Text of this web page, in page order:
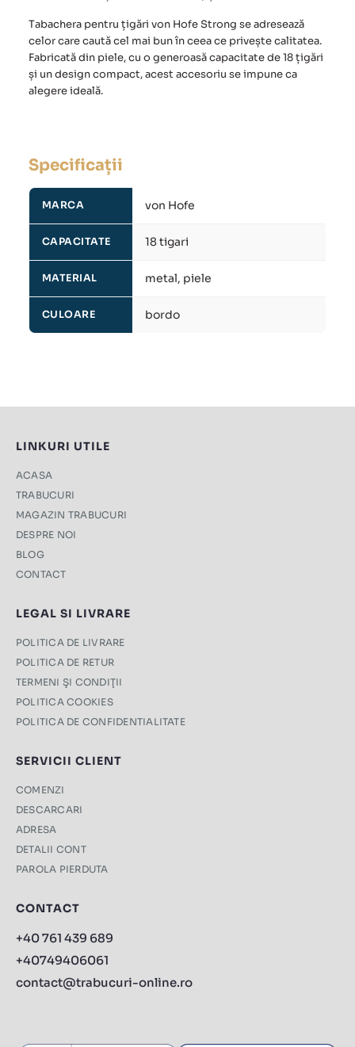
Tabachera pentru țigări von Hofe Strong se adresează
celor care caută cel mai bun în ceea ce privește calitatea.
Fabricată din piele, cu o generoasă capacitate de 18 țigări
și un design compact, acest accesoriu se impune ca
alegere ideală.
Specificații
MARCA von Hofe
CAPACITATE 18 tigari
MATERIAL metal, piele
CULOARE bordo
LINKURI UTILE
ACASA
TRABUCURI
MAGAZIN TRABUCURI
DESPRE NOI
BLOG
CONTACT
LEGAL SI LIVRARE
POLITICA DE LIVRARE
POLITICA DE RETUR
TERMENI ŞI CONDIŢII
POLITICA COOKIES
POLITICA DE CONFIDENTIALITATE
SERVICII CLIENT
COMENZI
DESCARCARI
ADRESA
DETALII CONT
PAROLA PIERDUTA
CONTACT
+40 761 439 689
+40749406061
contact@trabucuri-online.ro